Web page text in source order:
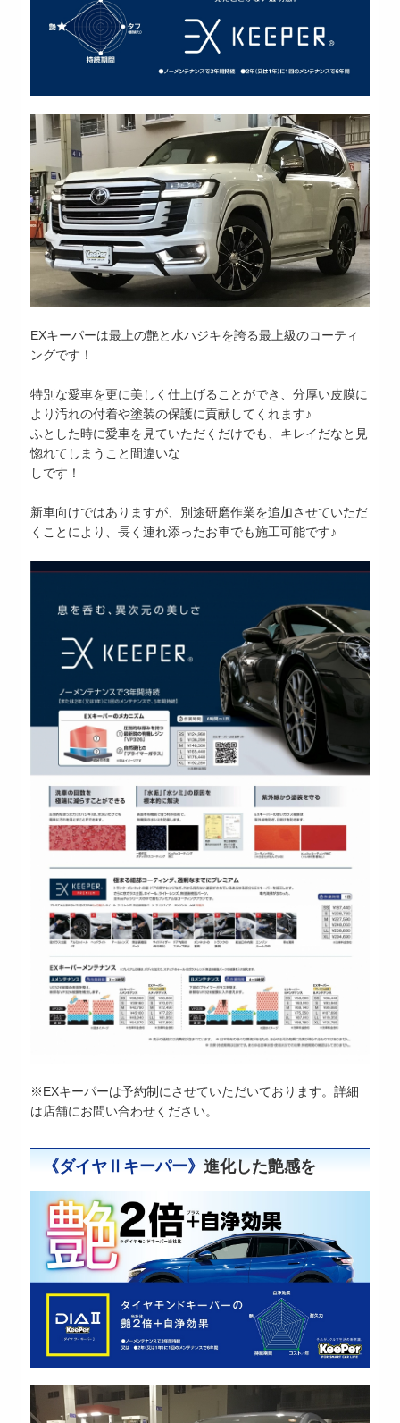
EXキーパーは最上の艶と水ハジキを誇る最上級のコーティ
ングです！
特別な愛車を更に美しく仕上げることができ、分厚い皮膜に
より汚れの付着や塗装の保護に貢献してくれます♪
ふとした時に愛車を見ていただくだけでも、キレイだなと見
惚れてしまうこと間違いな
しです！
新車向けではありますが、別途研磨作業を追加させていただ
くことにより、長く連れ添ったお車でも施工可能です♪
※EXキーパーは予約制にさせていただいております。詳細
は店舗にお問い合わせください。
《ダイヤⅡキーパー》進化した艶感を